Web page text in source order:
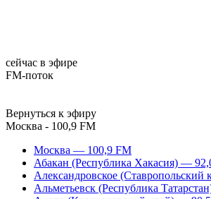
сейчас в эфире
FM-поток
Вернуться к эфиру
Москва - 100,9 FM
Москва — 100,9 FM
Абакан (Республика Хакасия) —
Александровское
Альметьевск (Республика